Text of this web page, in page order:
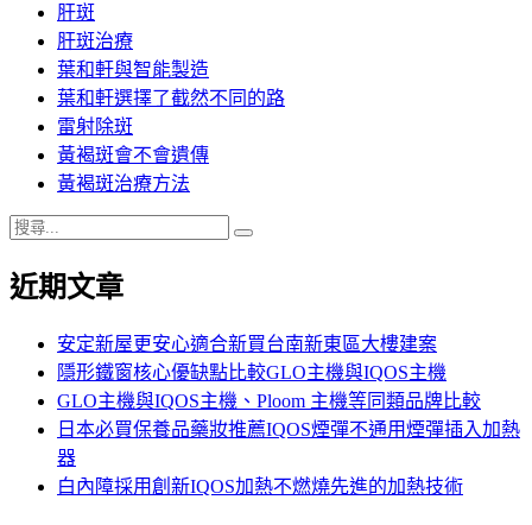
肝斑
肝斑治療
葉和軒與智能製造
葉和軒選擇了截然不同的路
雷射除斑
黃褐斑會不會遺傳
黃褐斑治療方法
搜
關
近期文章
安定新屋更安心適合新買台南新東區大樓建案
隱形鐵窗核心優缺點比較GLO主機與IQOS主機
GLO主機與IQOS主機、Ploom 主機等同類品牌比較
日本必買保養品藥妝推薦IQOS煙彈不通用煙彈插入加熱
器
白內障採用創新IQOS加熱不燃燒先進的加熱技術